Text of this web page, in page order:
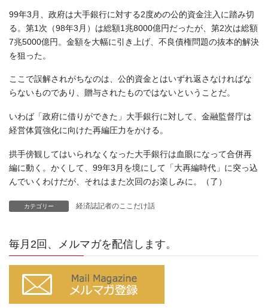
99年3月、政府は大手銀行に対する2度めの公的資金注入に踏み切
る。第1次（98年3月）は総額1兆8000億円だったが、第2次は総額
7兆5000億円。金額を大幅に引き上げ、不良債権問題の抜本的解決
を狙った。
ここで誤解されがちなのは、公的資金とはいずれ返さなければな
らないものであり、贈与されたものではないということだ。
いわば「政府に借りができた」大手銀行に対して、金融監督庁は
経営体質強化に向けた再編圧力をかける。
拱手傍観してはいられなくなった大手銀行は血眼になって合併再
編に動く。かくして、99年3月を境にして「大再編時代」に突っ込
んでいくわけだが、それはまた次回のお楽しみに。（了）
カテゴリー 経済誌記者のここだけ話
毎月2回、メルマガを配信します。